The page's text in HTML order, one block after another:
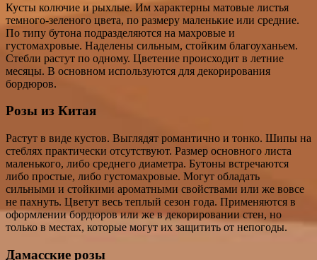
Кусты колючие и рыхлые. Им характерны матовые листья
темного-зеленого цвета, по размеру маленькие или средние.
По типу бутона подразделяются на махровые и
густомахровые. Наделены сильным, стойким благоуханьем.
Стебли растут по одному. Цветение происходит в летние
месяцы. В основном используются для декорирования
бордюров.
Розы из Китая
Растут в виде кустов. Выглядят романтично и тонко. Шипы на
стеблях практически отсутствуют. Размер основного листа
маленького, либо среднего диаметра. Бутоны встречаются
либо простые, либо густомахровые. Могут обладать
сильными и стойкими ароматными свойствами или же вовсе
не пахнуть. Цветут весь теплый сезон года. Применяются в
оформлении бордюров или же в декорировании стен, но
только в местах, которые могут их защитить от непогоды.
Дамасские розы